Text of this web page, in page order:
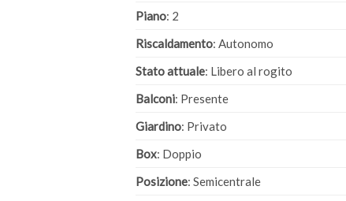
Piano: 2
Riscaldamento: Autonomo
Stato attuale: Libero al rogito
Balconi: Presente
Giardino: Privato
Box: Doppio
Posizione: Semicentrale